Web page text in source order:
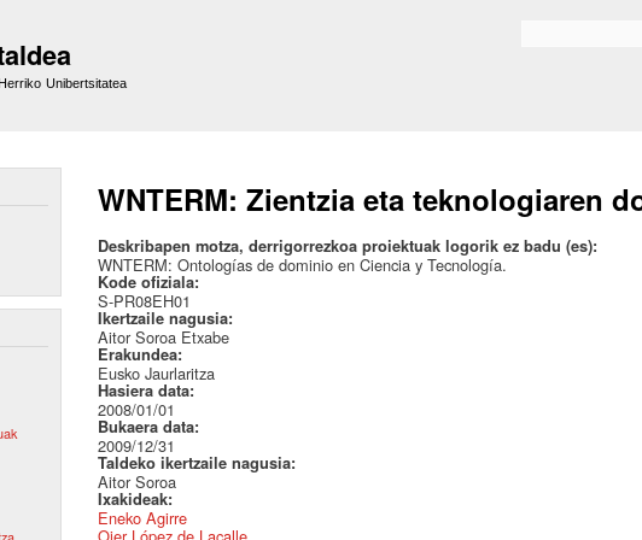
Unibertsitatea
WNTERM: Zientzia eta teknologiaren
Deskribapen motza, derrigorrezkoa proiektuak logorik ez badu (es):
WNTERM: Ontologías de dominio en Ciencia y Tecnología.
Kode ofiziala:
S-PR08EH01
Ikertzaile nagusia:
Aitor Soroa Etxabe
Erakundea:
Eusko Jaurlaritza
Hasiera data:
2008/01/01
Bukaera data:
2009/12/31
Taldeko ikertzaile nagusia:
Aitor Soroa
Ixakideak:
Eneko Agirre